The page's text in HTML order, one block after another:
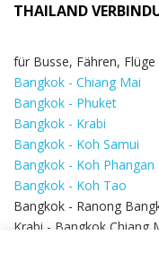
THAILAND
für Busse, Fähren,
Bangkok - Chiang Mai
Bangkok - Phuket
Bangkok - Krabi
Bangkok - Koh Samui
Bangkok - Koh Phangan
Bangkok - Koh Tao
Bangkok - Ranong
Krabi - Bangkok Chiang